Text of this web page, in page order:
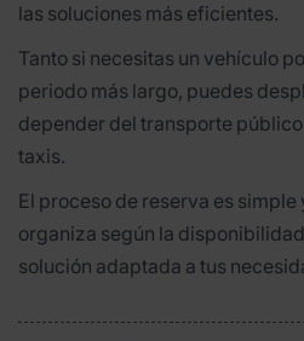
las soluciones más eficientes.
Tanto si necesitas un vehículo
periodo más largo, puedes
depender del transporte
taxis.
El proceso de reserva es
organiza según la
solución adaptada a tus